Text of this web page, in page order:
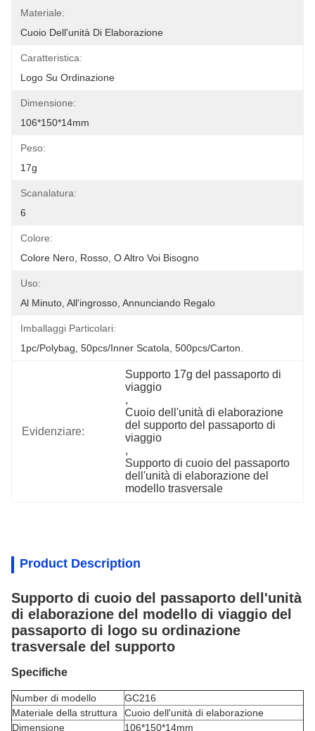
Materiale:
Cuoio Dell'unità Di Elaborazione
Caratteristica:
Logo Su Ordinazione
Dimensione:
106*150*14mm
Peso:
17g
Scanalatura:
6
Colore:
Colore Nero, Rosso, O Altro Voi Bisogno
Uso:
Al Minuto, All'ingrosso, Annunciando Regalo
Imballaggi Particolari:
1pc/polybag, 50pcs/inner Scatola, 500pcs/carton.
Evidenziare:
Supporto 17g del passaporto di
viaggio
,
Cuoio dell'unità di elaborazione
del supporto del passaporto di
viaggio
,
Supporto di cuoio del passaporto
dell'unità di elaborazione del
modello trasversale
Product Description
Supporto di cuoio del passaporto dell'unità
di elaborazione del modello di viaggio del
passaporto di logo su ordinazione
trasversale del supporto
Specifiche
Number di modello
GC216
Materiale della struttura
Cuoio dell'unità di elaborazione
Dimensione
106*150*14mm